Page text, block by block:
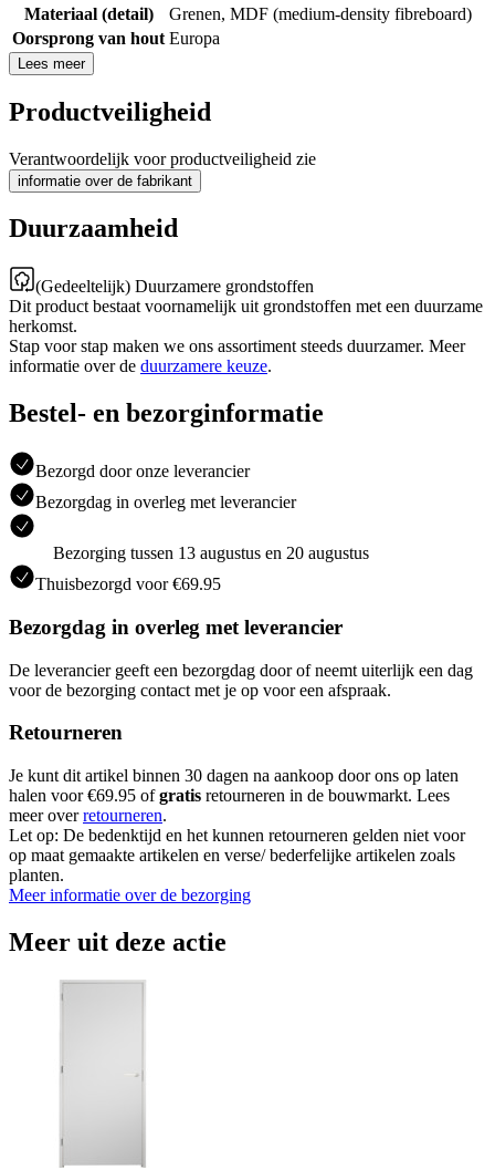
Materiaal (detail)
Grenen, MDF (medium-density fibreboard)
Oorsprong van hout Europa
Lees meer
Productveiligheid
Verantwoordelijk voor productveiligheid zie
informatie over de fabrikant
Duurzaamheid
(Gedeeltelijk) Duurzamere grondstoffen
Dit product bestaat voornamelijk uit grondstoffen met een duurzame
herkomst.
Stap voor stap maken we ons assortiment steeds duurzamer. Meer
informatie over de duurzamere keuze.
Bestel- en bezorginformatie
Bezorgd door onze leverancier
Bezorgdag in overleg met leverancier
Bezorging tussen 13 augustus en 20 augustus
Thuisbezorgd voor €69.95
Bezorgdag in overleg met leverancier
De leverancier geeft een bezorgdag door of neemt uiterlijk een dag
voor de bezorging contact met je op voor een afspraak.
Retourneren
Je kunt dit artikel binnen 30 dagen na aankoop door ons op laten
halen voor €69.95 ofgratis retourneren in de bouwmarkt. Lees
meer overretourneren.
Let op: De bedenktijd en het kunnen retourneren gelden niet voor
op maat gemaakte artikelen en verse/ bederfelijke artikelen zoals
planten.
Meer informatie over de bezorging
Meer uit deze actie